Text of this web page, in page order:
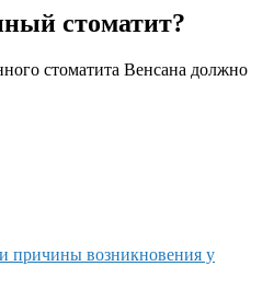
стоматит?
стоматита Венсана должно
причины возникновения у